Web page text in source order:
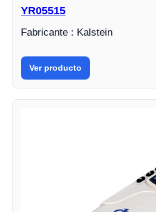
YR05515
Fabricante : Kalstein
Ver producto